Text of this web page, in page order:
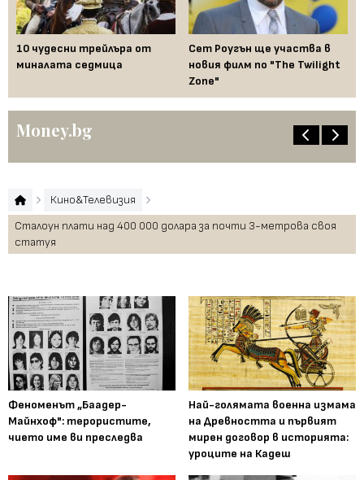
10 чудесни трейлъра от
миналата седмица
Сет Роугън ще участва в
новия филм по "The Twilight
Zone"
Money.bg
Кино&Телевизия
Сталоун плати над 400 000 долара за почти 3-метрова своя
статуя
Феноменът „Баадер-
Майнхоф": терористите,
чието име ви преследва
Най-голямата военна измама
на Древността и първият
мирен договор в историята:
уроците на Кадеш